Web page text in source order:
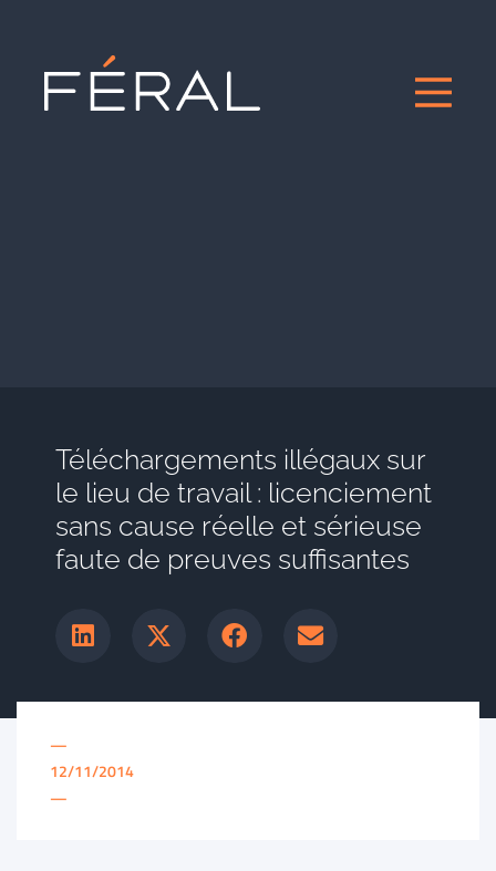
Téléchargements illégaux sur
le lieu de travail : licenciement
sans cause réelle et sérieuse
faute de preuves suffisantes
—
12/11/2014
—